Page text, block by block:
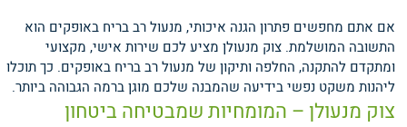
אם אתם מחפשים פתרון הגנה איכותי, מנעול רב בריח באופקים הוא
התשובה המושלמת. צוק מנעולן מציע לכם שירות אישי, מקצועי
ומתקדם להתקנה, החלפה ותיקון של מנעול רב בריח באופקים. כך תוכלו
ליהנות משקט נפשי בידיעה שהמבנה שלכם מוגן ברמה הגבוהה ביותר.
צוק מנעולן – המומחיות שמבטיחה ביטחון